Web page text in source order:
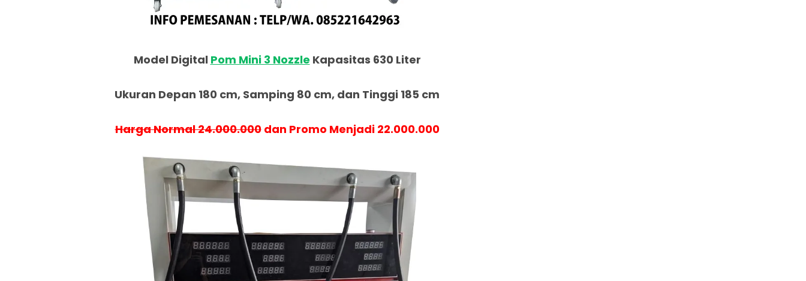
Model Digital Pom Mini 3 Nozzle Kapasitas 630 Liter
Ukuran Depan 180 cm, Samping 80 cm, dan Tinggi 185 cm
Harga Normal 24.000.000dan Promo Menjadi 22.000.000